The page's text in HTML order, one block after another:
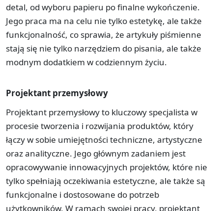
detal, od wyboru papieru po finalne wykończenie.
Jego praca ma na celu nie tylko estetykę, ale także
funkcjonalność, co sprawia, że artykuły piśmienne
stają się nie tylko narzędziem do pisania, ale także
modnym dodatkiem w codziennym życiu.
Projektant przemysłowy
Projektant przemysłowy to kluczowy specjalista w
procesie tworzenia i rozwijania produktów, który
łączy w sobie umiejętności techniczne, artystyczne
oraz analityczne. Jego głównym zadaniem jest
opracowywanie innowacyjnych projektów, które nie
tylko spełniają oczekiwania estetyczne, ale także są
funkcjonalne i dostosowane do potrzeb
użytkowników. W ramach swojej pracy, projektant